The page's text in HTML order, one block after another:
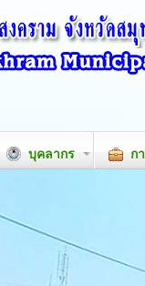
บุคลากร ก